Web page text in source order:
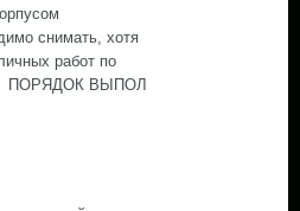
снимать, хотя
работ по
ПОРЯДОК ВЫПОЛ